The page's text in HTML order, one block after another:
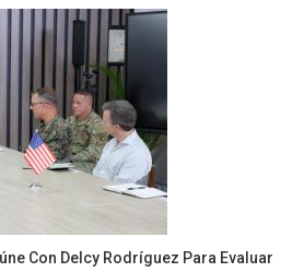
Con Delcy Rodríguez Para Evaluar